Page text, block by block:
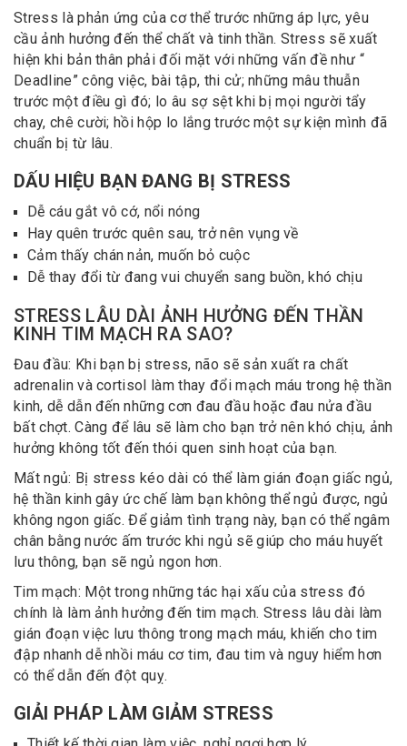
Stress là phản ứng của cơ thể trước những áp lực, yêu
cầu ảnh hưởng đến thể chất và tinh thần. Stress sẽ xuất
hiện khi bản thân phải đối mặt với những vấn đề như “
Deadline” công việc, bài tập, thi cử; những mâu thuẫn
trước một điều gì đó; lo âu sợ sệt khi bị mọi người tẩy
chay, chê cười; hồi hộp lo lắng trước một sự kiện mình đã
chuẩn bị từ lâu.
DẤU HIỆU BẠN ĐANG BỊ STRESS
Dễ cáu gắt vô cớ, nổi nóng
Hay quên trước quên sau, trở nên vụng về
Cảm thấy chán nản, muốn bỏ cuộc
Dễ thay đổi từ đang vui chuyển sang buồn, khó chịu
STRESS LÂU DÀI ẢNH HƯỞNG ĐẾN THẦN
KINH TIM MẠCH RA SAO?
Đau đầu: Khi bạn bị stress, não sẽ sản xuất ra chất
adrenalin và cortisol làm thay đổi mạch máu trong hệ thần
kinh, dễ dẫn đến những cơn đau đầu hoặc đau nửa đầu
bất chợt. Càng để lâu sẽ làm cho bạn trở nên khó chịu, ảnh
hưởng không tốt đến thói quen sinh hoạt của bạn.
Mất ngủ: Bị stress kéo dài có thể làm gián đoạn giấc ngủ,
hệ thần kinh gây ức chế làm bạn không thể ngủ được, ngủ
không ngon giấc. Để giảm tình trạng này, bạn có thể ngâm
chân bằng nước ấm trước khi ngủ sẽ giúp cho máu huyết
lưu thông, bạn sẽ ngủ ngon hơn.
Tim mạch: Một trong những tác hại xấu của stress đó
chính là làm ảnh hưởng đến tim mạch. Stress lâu dài làm
gián đoạn việc lưu thông trong mạch máu, khiến cho tim
đập nhanh dễ nhồi máu cơ tim, đau tim và nguy hiểm hơn
có thể dẫn đến đột quỵ.
GIẢI PHÁP LÀM GIẢM STRESS